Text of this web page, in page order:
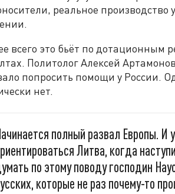
реальное
всего это бьёт по дотационным
Политолог Алексей
попросить помощи у России.
нет.
полный развал Европы. И
Литва, когда
по этому поводу господин
которые не раз почему-то